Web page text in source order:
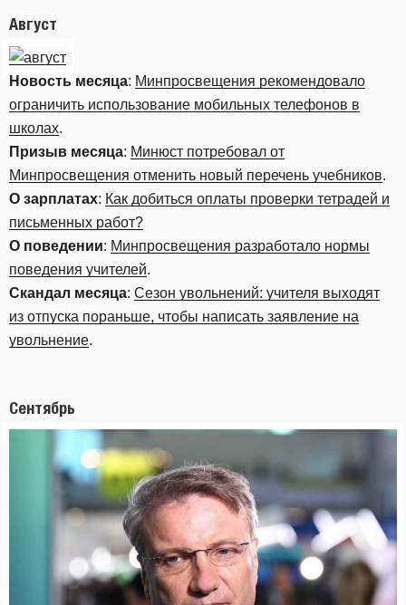
Август
Новость месяца: Минпросвещения рекомендовало
ограничить использование мобильных телефонов в
школах.
Призыв месяца: Минюст потребовал от
Минпросвещения отменить новый перечень учебников.
О зарплатах: Как добиться оплаты проверки тетрадей и
письменных работ?
О поведении: Минпросвещения разработало нормы
поведения учителей.
Скандал месяца: Сезон увольнений: учителя выходят
из отпуска пораньше, чтобы написать заявление на
увольнение.
Сентябрь